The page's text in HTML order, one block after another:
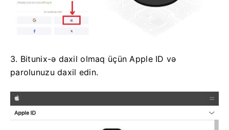
3. Bitunix-ə daxil olmaq üçün Apple ID və
parolunuzu daxil edin.